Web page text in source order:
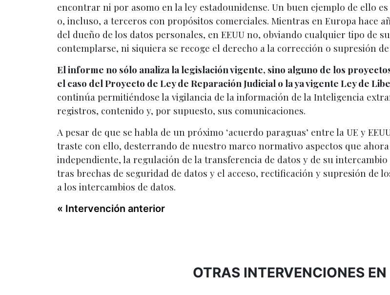
encontrar ni por asomo en la ley estadounidense. Un buen ejemplo de ello
o, incluso, a terceros con propósitos comerciales. Mientras en Europa hace
del dueño de los datos personales, en EEUU no, obviando cualquier tipo de
contemplarse, ni siquiera se recoge el derecho a la corrección o supresión
El informe no sólo analiza la legislación vigente, sino alguno de los
el caso del Proyecto de Ley de Reparación Judicial o la ya vigente Ley de
continúa permitiéndose la vigilancia de la información de la Inteligencia
registros, contenido y, por supuesto, sus comunicaciones.
A pesar de que se habla de un próximo ‘acuerdo paraguas’ entre la UE y
traste con ello, desterrando de nuestro marco normativo aspectos que
independiente, la regulación de la transferencia de datos y de su
tras brechas de seguridad de datos y el acceso, rectificación y supresión de
a los intercambios de datos.
« Intervención anterior
OTRAS INTERVENCIONES EN